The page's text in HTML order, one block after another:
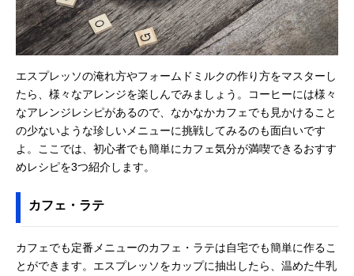
エスプレッソの淹れ方やフォームドミルクの作り方をマスターし
たら、様々なアレンジを楽しんでみましょう。コーヒーには様々
なアレンジレシピがあるので、なかなかカフェでも見かけること
の少ないような珍しいメニューに挑戦してみるのも面白いです
よ。ここでは、初心者でも簡単にカフェ気分が満喫できるおすす
めレシピを3つ紹介します。
カフェ・ラテ
カフェでも定番メニューのカフェ・ラテは自宅でも簡単に作るこ
とができます。エスプレッソをカップに抽出したら、温めた牛乳